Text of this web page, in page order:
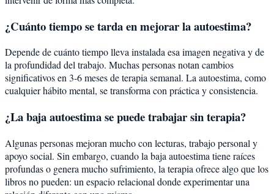
¿Cuánto tiempo se tarda en mejorar la autoestima?
Depende de cuánto tiempo lleva instalada esa imagen negativa y de
la profundidad del trabajo. Muchas personas notan cambios
significativos en 3-6 meses de terapia semanal. La autoestima, como
cualquier hábito mental, se transforma con práctica y consistencia.
¿La baja autoestima se puede trabajar sin terapia?
Algunas personas mejoran mucho con lecturas, trabajo personal y
apoyo social. Sin embargo, cuando la baja autoestima tiene raíces
profundas o genera mucho sufrimiento, la terapia ofrece algo que los
libros no pueden: un espacio relacional donde experimentar una